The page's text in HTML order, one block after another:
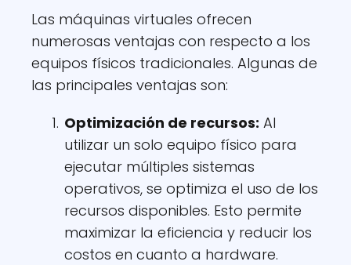
Las máquinas virtuales ofrecen
numerosas ventajas con respecto a los
equipos físicos tradicionales. Algunas de
las principales ventajas son:
Optimización de recursos: Al
utilizar un solo equipo físico para
ejecutar múltiples sistemas
operativos, se optimiza el uso de los
recursos disponibles. Esto permite
maximizar la eficiencia y reducir los
costos en cuanto a hardware.